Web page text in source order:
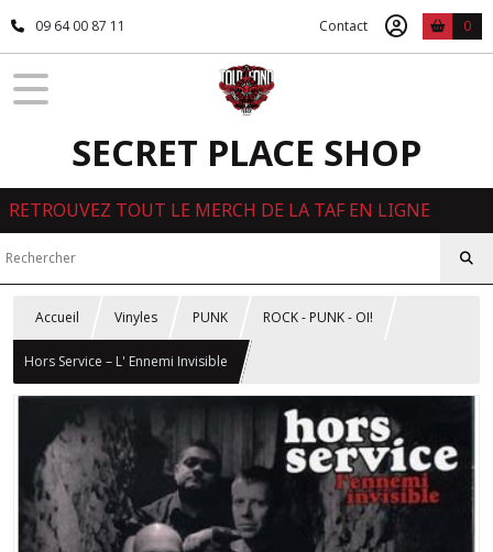
09 64 00 87 11 Contact 0
SECRET PLACE SHOP
RETROUVEZ TOUT LE MERCH DE LA TAF EN LIGNE
Accueil Vinyles PUNK ROCK - PUNK - OI!
Hors Service – L' Ennemi Invisible